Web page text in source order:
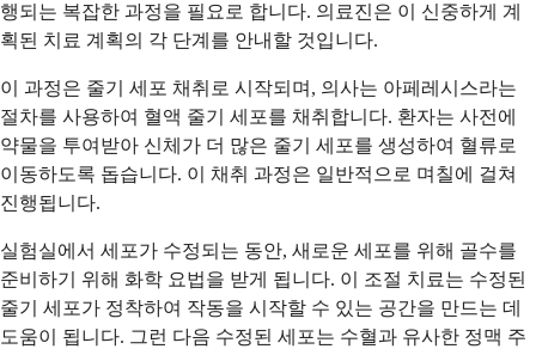
행되는 복잡한 과정을 필요로 합니다. 의료진은 이 신중하게 계
획된 치료 계획의 각 단계를 안내할 것입니다.
이 과정은 줄기 세포 채취로 시작되며, 의사는 아페레시스라는
절차를 사용하여 혈액 줄기 세포를 채취합니다. 환자는 사전에
약물을 투여받아 신체가 더 많은 줄기 세포를 생성하여 혈류로
이동하도록 돕습니다. 이 채취 과정은 일반적으로 며칠에 걸쳐
진행됩니다.
실험실에서 세포가 수정되는 동안, 새로운 세포를 위해 골수를
준비하기 위해 화학 요법을 받게 됩니다. 이 조절 치료는 수정된
줄기 세포가 정착하여 작동을 시작할 수 있는 공간을 만드는 데
도움이 됩니다. 그런 다음 수정된 세포는 수혈과 유사한 정맥 주